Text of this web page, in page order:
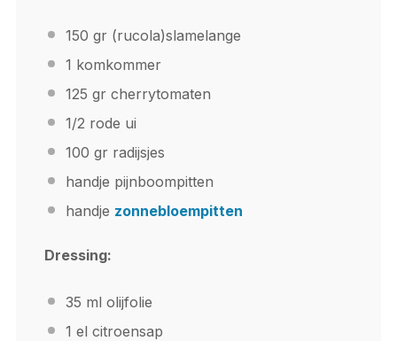
150 gr (rucola)slamelange
1 komkommer
125 gr cherrytomaten
1/2 rode ui
100 gr radijsjes
handje pijnboompitten
handje zonnebloempitten
Dressing:
35 ml olijfolie
1 el citroensap